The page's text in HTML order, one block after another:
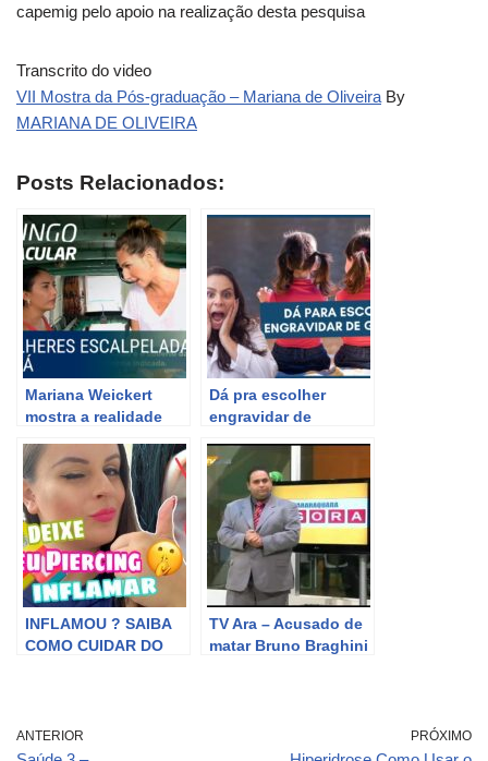
capemig pelo apoio na realização desta pesquisa
Transcrito do video
VII Mostra da Pós-graduação – Mariana de Oliveira By
MARIANA DE OLIVEIRA
Posts Relacionados:
Mariana Weickert
mostra a realidade
escalpeladas no Pará
Dá pra escolher
engravidar de
de La Rocque
INFLAMOU ? SAIBA
COMO CUIDAR DO
TV Ara – Acusado de
matar Bruno Braghini
ANTERIOR PRÓXIMO